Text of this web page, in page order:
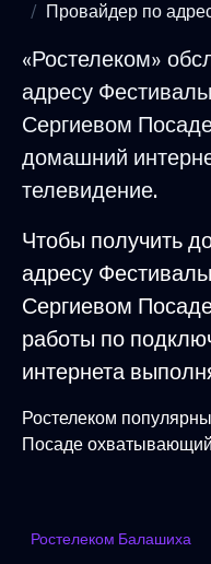
Провайдер по
«Ростелеком»
адресу
Сергиевом
домашний
телевидение.
Чтобы получить
адресу
Сергиевом
работы по
интернета
Ростелеком
Посаде
Ростелеком Балашиха